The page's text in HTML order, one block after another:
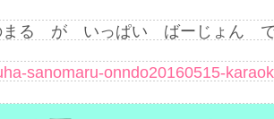
まる が いっぱい ばーじょん
sanomaru-onndo20160515-